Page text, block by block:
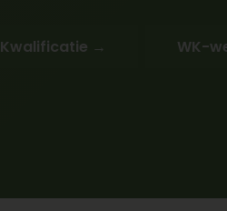
Kwalificatie → WK-